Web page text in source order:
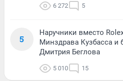
6 272 5
5
Наручники вместо
Минздрава Кузбасса
Дмитрия Беглова
5 010 15